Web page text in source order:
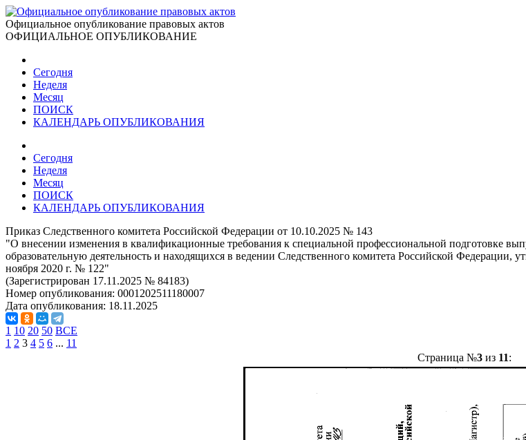
Официальное опубликование правовых актов
ОФИЦИАЛЬНОЕ ОПУБЛИКОВАНИЕ
Сегодня
Неделя
Месяц
ПОИСК
КАЛЕНДАРЬ ОПУБЛИКОВАНИЯ
Сегодня
Неделя
Месяц
ПОИСК
КАЛЕНДАРЬ ОПУБЛИКОВАНИЯ
Приказ Следственного комитета Российской Федерации от 10.10.2025 № 143
"О внесении изменения в квалификационные требования к специальной профессиональной подготовке
образовательную деятельность и находящихся в ведении Следственного комитета Российской
ноября 2020 г. № 122"
(Зарегистрирован 17.11.2025 № 84183)
Номер опубликования: 0001202511180007
Дата опубликования: 18.11.2025
1 10 20 50 ВСЕ
1 2 3 4 5 6 ... 11
Страница №3 из 11: